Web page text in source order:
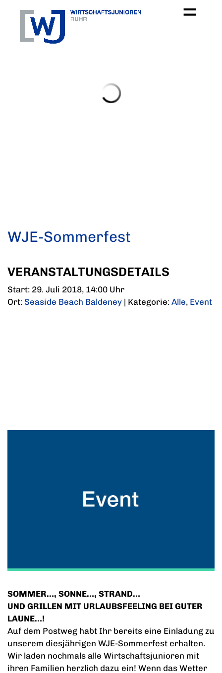
WJE-Sommerfest
VERANSTALTUNGSDETAILS
Start: 29. Juli 2018, 14:00 Uhr
Ort: Seaside Beach Baldeney | Kategorie: Alle, Event
SOMMER…, SONNE…, STRAND…
UND GRILLEN MIT URLAUBSFEELING BEI GUTER
LAUNE…!
Auf dem Postweg habt Ihr bereits eine Einladung zu
unserem diesjährigen WJE-Sommerfest erhalten.
Wir laden nochmals alle Wirtschaftsjunioren mit
ihren Familien herzlich dazu ein! Wenn das Wetter